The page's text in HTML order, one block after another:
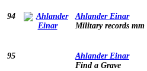
94
Ahlander Einar
Military records mm
95
Ahlander Einar
Find a Grave